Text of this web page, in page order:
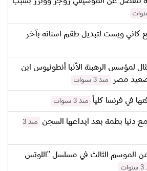
ويست لتبديل طقم اسنانه بآخر
لمؤسس الرهبنة الأنبا أنطونيوس ابن
مصر
منذ 3 سنوات
في فرنسا كلياً منذ 3 سنوات
دنيا بطمة بعد ايداعها السجن
منذ 3
الموسم الثالث في مسلسل "اللوتس